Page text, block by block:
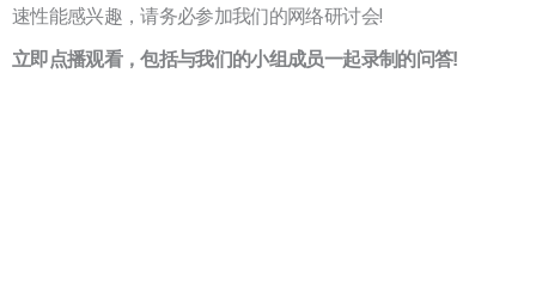
速性能感兴趣，请务必参加我们的网络研讨会!
立即点播观看，包括与我们的小组成员一起录制的问答!